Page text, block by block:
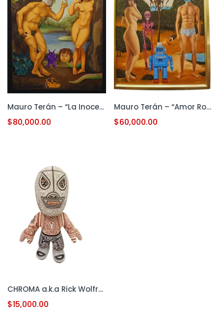
Mauro Terán – “La Inocencia” (Original, Óleo sobre Tela)
$80,000.00
Mauro Terán – “Amor Robot” (Original, Óleo sobre Tela)
$60,000.00
CHROMA a.k.a Rick Wolfryd – “Santo” (Escultura Intervenida con Arte Huichol – Lucha Libre)
$15,000.00